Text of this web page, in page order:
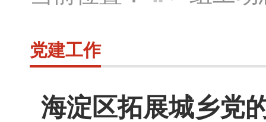
党建工作
海淀区拓展城乡党